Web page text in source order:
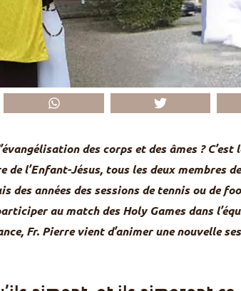
des corps et des âmes ?
de l’Enfant-Jésus, tous les deux membres
des années des sessions de tennis ou de
au match des Holy Games dans
Fr. Pierre vient d’animer une nouvelle